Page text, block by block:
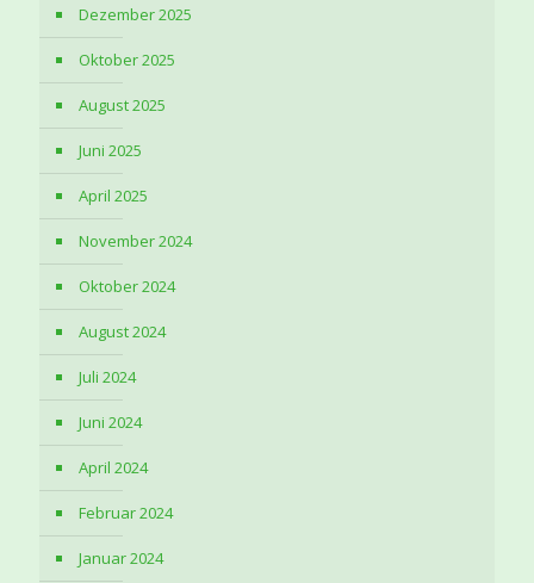
Dezember 2025
Oktober 2025
August 2025
Juni 2025
April 2025
November 2024
Oktober 2024
August 2024
Juli 2024
Juni 2024
April 2024
Februar 2024
Januar 2024